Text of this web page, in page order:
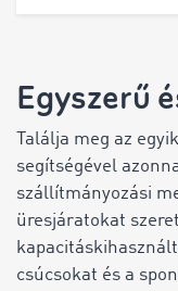
Egyszerű
Találja meg az
segítségével
szállítmányozási
üresjáratokat
csúcsokat és a